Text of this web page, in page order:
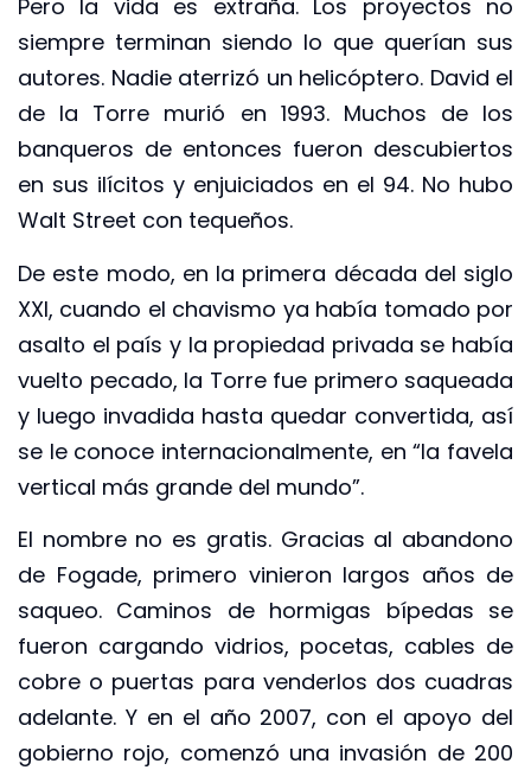
Pero la vida es extraña. Los proyectos no
siempre terminan siendo lo que querían sus
autores. Nadie aterrizó un helicóptero. David el
de la Torre murió en 1993. Muchos de los
banqueros de entonces fueron descubiertos
en sus ilícitos y enjuiciados en el 94. No hubo
Walt Street con tequeños.
De este modo, en la primera década del siglo
XXI, cuando el chavismo ya había tomado por
asalto el país y la propiedad privada se había
vuelto pecado, la Torre fue primero saqueada
y luego invadida hasta quedar convertida, así
se le conoce internacionalmente, en “la favela
vertical más grande del mundo”.
El nombre no es gratis. Gracias al abandono
de Fogade, primero vinieron largos años de
saqueo. Caminos de hormigas bípedas se
fueron cargando vidrios, pocetas, cables de
cobre o puertas para venderlos dos cuadras
adelante. Y en el año 2007, con el apoyo del
gobierno rojo, comenzó una invasión de 200